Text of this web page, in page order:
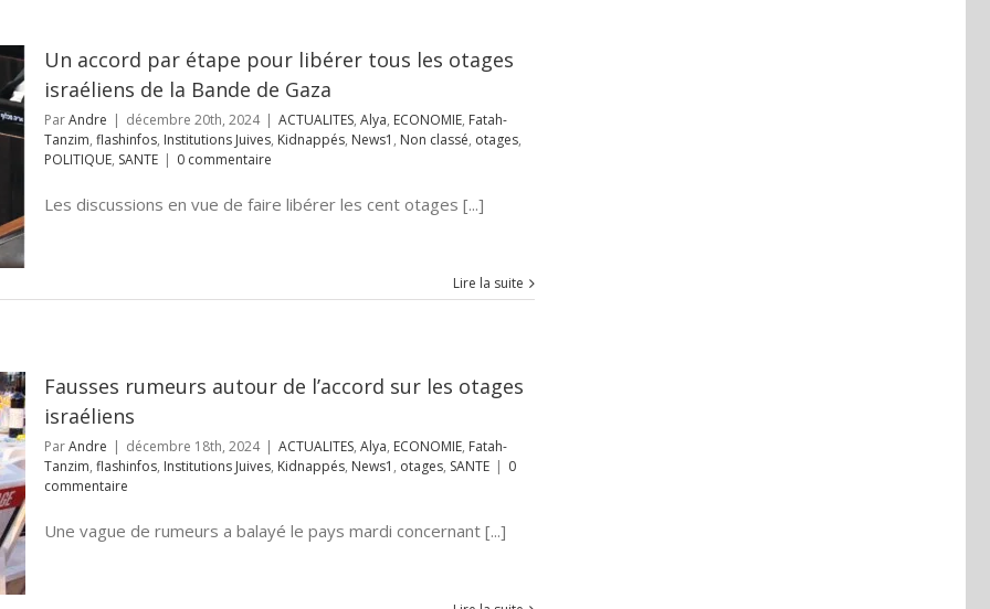
Un accord par étape pour libérer tous les otages
israéliens de la Bande de Gaza
ParAndre | décembre 20th, 2024 | ACTUALITES, Alya, ECONOMIE, Fatah-
Tanzim, flashinfos, Institutions Juives, Kidnappés, News1 , Non classé, otages,
POLITIQUE, SANTE | 0 commentaire
Les discussions en vue de faire libérer les cent otages [...]
Lire la suite
Fausses rumeurs autour de l’accord sur les otages
israéliens
ParAndre | décembre 18th, 2024 | ACTUALITES, Alya, ECONOMIE, Fatah-
Tanzim, flashinfos, Institutions Juives, Kidnappés, News1 , otages, SANTE | 0
commentaire
Une vague de rumeurs a balayé le pays mardi concernant [...]